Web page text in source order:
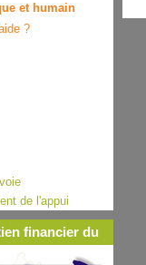
et humain
?
de l'appui
financier du